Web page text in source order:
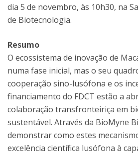
dia 5 de novembro, às 10h30, na
de Biotecnologia.
Resumo
O ecossistema de inovação de
numa fase inicial, mas o seu
cooperação sino-lusófona e os
financiamento do FDCT estão a
colaboração transfronteiriça em
sustentável. Através da BioMyne
demonstrar como estes
excelência científica lusófona à